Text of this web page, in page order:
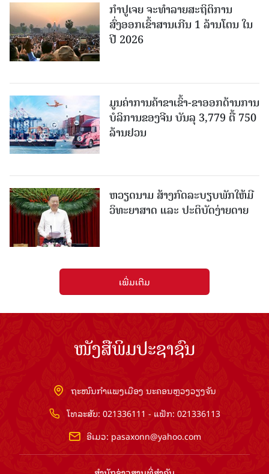
ກຳປູເຈຍ ຈະທຳລາຍສະຖິຕິການ
ສົ່ງອອກເຂົ້າສານເກີນ 1 ລ້ານໂຕນ ໃນ
ປີ 2026
ມູນຄ່າການຄ້າຂາເຂົ້າ-ຂາອອກດ້ານການ
ບໍລິການຂອງຈີນ ບັນລຸ 3,779 ຕື້ 750
ລ້ານຢວນ
ຫວຽດນາມ ສ້າງກົດລະບຽບພັກໃຫ້ມີ
ວິທະຍາສາດ ແລະ ປະຕິບັດງ່າຍດາຍ
ເພີ່ມເຕີມ
ໜັງສືພິມປະຊາຊົນ
ຖະໜົນກຳແພງເມືອງ ນະຄອນຫຼວງວຽງຈັນ
ໂທລະສັບ: 021336111 - ແຟັກ: 021336113
ອີເມວ: pasaxonn@yahoo.com